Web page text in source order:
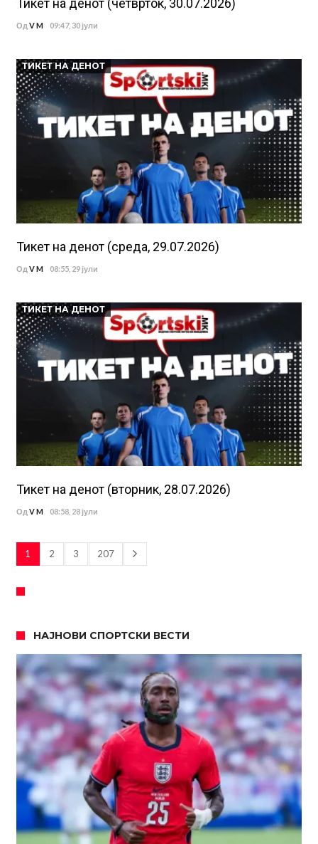
Тикет на денот (четврток, 30.07.2026)
Од V M 09:47, 30 јули
ТИКЕТ НА ДЕНОТ
Тикет на денот (среда, 29.07.2026)
Од V M 08:55, 29 јули
ТИКЕТ НА ДЕНОТ
Тикет на денот (вторник, 28.07.2026)
Од V M 08:58, 28 јули
1 2 3 207
НАЈНОВИ СПОРТСКИ ВЕСТИ